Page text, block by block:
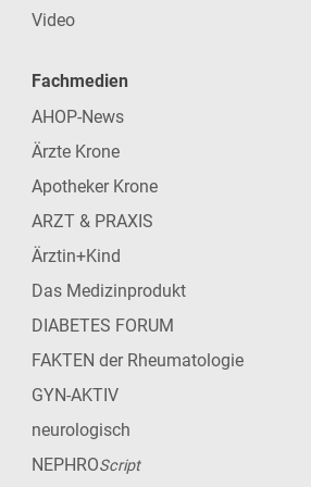
Video
Fachmedien
AHOP-News
Ärzte Krone
Apotheker Krone
ARZT & PRAXIS
Ärztin+Kind
Das Medizinprodukt
DIABETES FORUM
FAKTEN der Rheumatologie
GYN-AKTIV
neurologisch
NEPHROScript